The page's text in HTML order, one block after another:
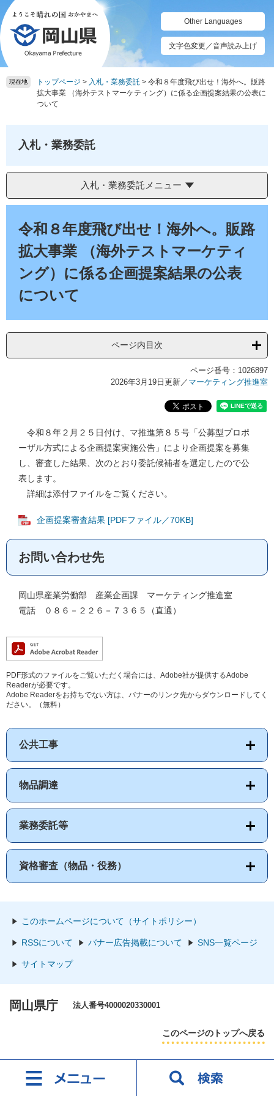
ペ
ー
ジ
の
先
頭
メ
ニ
ュ
ー
を
飛
Other Languages
文字色変更／音声読み上げ
現在地 トップページ > 入札・業務委託 > 令和８年度飛び出せ！海外へ。販路
拡大事業 （海外テストマーケティング）に係る企画提案結果の公表に
ついて
入札・業務委託
入札・業務委託メニュー
令和８年度飛び出せ！海外へ。販路
拡大事業 （海外テストマーケティ
ング）に係る企画提案結果の公表
について
ページ内目次
ページ番号：1026897
2026年3月19日更新／ マーケティング推進室
令和８年２月２５日付け、マ推進第８５号「公募型プロポ
ーザル方式による企画提案実施公告」により企画提案を募集
し、審査した結果、次のとおり委託候補者を選定したので公
表します。
詳細は添付ファイルをご覧ください。
企画提案審査結果 [PDFファイル／70KB]
お問い合わせ先
岡山県産業労働部 産業企画課 マーケティング推進室
電話 ０８６－２２６－７３６５（直通）
PDF形式のファイルをご覧いただく場合には、Adobe社が提供するAdobe
Readerが必要です。
Adobe Readerをお持ちでない方は、バナーのリンク先からダウンロードしてく
ださい。（無料）
公共工事
物品調達
業務委託等
資格審査（物品・役務）
このホームページについて（サイトポリシー）
RSSについて バナー広告掲載について SNS一覧ページ
サイトマップ
岡山県庁 法人番号4000020330001
このページのトップへ戻る